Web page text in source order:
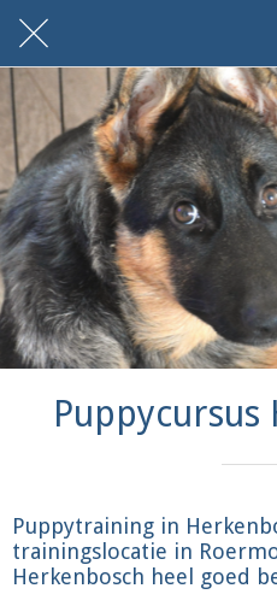
Puppycursus
Puppytraining in
trainingslocatie in
Herkenbosch heel goed